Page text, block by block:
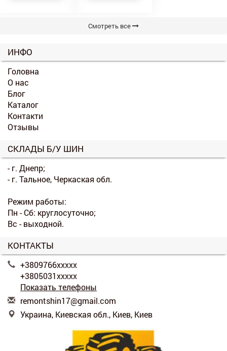
Смотреть все
ИНФО
Головна
О нас
Блог
Каталог
Контакти
Отзывы
СКЛАДЫ Б/У ШИН
- г. Днепр;
- г. Тальное, Черкаская обл.
Режим работы:
Пн - Сб: круглосуточно;
Вс - выходной.
КОНТАКТЫ
+3809766xxxxx
+3805031xxxxx
Показать телефоны
remontshin17@gmail.com
Украина, Киевская обл., Киев, Киев